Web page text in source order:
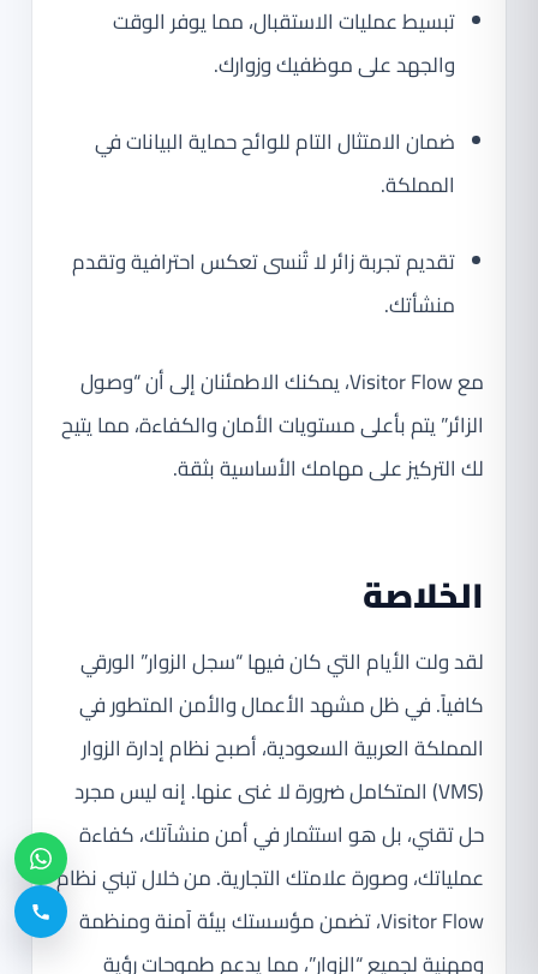
تبسيط عمليات الاستقبال، مما يوفر الوقت
والجهد على موظفيك وزوارك.
ضمان الامتثال التام للوائح حماية البيانات في
المملكة.
تقديم تجربة زائر لا تُنسى تعكس احترافية وتقدم
منشأتك.
مع Visitor Flow، يمكنك الاطمئنان إلى أن “وصول
الزائر” يتم بأعلى مستويات الأمان والكفاءة، مما يتيح
لك التركيز على مهامك الأساسية بثقة.
الخلاصة
لقد ولت الأيام التي كان فيها “سجل الزوار” الورقي
كافياً. في ظل مشهد الأعمال والأمن المتطور في
المملكة العربية السعودية، أصبح نظام إدارة الزوار
(VMS) المتكامل ضرورة لا غنى عنها. إنه ليس مجرد
حل تقني، بل هو استثمار في أمن منشآتك، كفاءة
عملياتك، وصورة علامتك التجارية. من خلال تبني نظام
Visitor Flow، تضمن مؤسستك بيئة آمنة ومنظمة
ومهنية لجميع “الزوار”، مما يدعم طموحات رؤية